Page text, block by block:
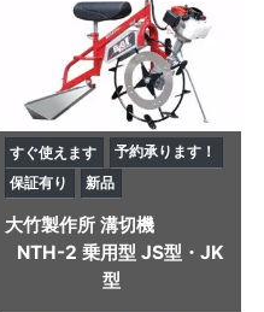
すぐ使えます
予約承ります！
保証有り
新品
大竹製作所 溝切機
NTH-2 乗用型 JS型・JK
型